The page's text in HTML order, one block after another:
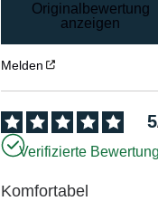
Originalbewertung
anzeigen
Melden
5
Verifizierte
Komfortabel